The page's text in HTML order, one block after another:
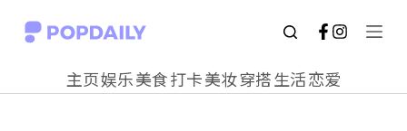
S
主页娱乐美食打卡美妆穿搭生活恋爱